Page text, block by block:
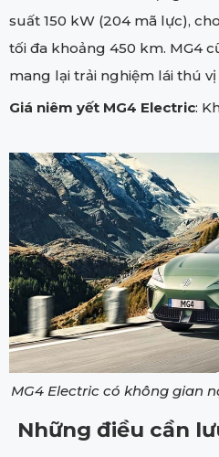
suất 150 kW (204 mã lực),
tối đa khoảng 450 km. MG4
mang lại trải nghiệm lái thú vị
Giá niêm yết MG4 Electric:
MG4 Electric có không gian
Những điều cần